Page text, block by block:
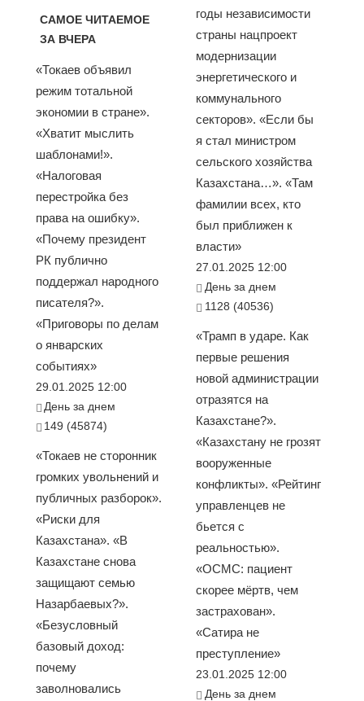
САМОЕ ЧИТАЕМОЕ
ЗА ВЧЕРА
«Токаев объявил
режим тотальной
экономии в стране».
«Хватит мыслить
шаблонами!».
«Налоговая
перестройка без
права на ошибку».
«Почему президент
РК публично
поддержал народного
писателя?».
«Приговоры по делам
о январских
событиях»
29.01.2025 12:00
День за днем
149 (45874)
«Токаев не сторонник
громких увольнений и
публичных разборок».
«Риски для
Казахстана». «В
Казахстане снова
защищают семью
Назарбаевых?».
«Безусловный
базовый доход:
почему
заволновались
годы независимости
страны нацпроект
модернизации
энергетического и
коммунального
секторов». «Если бы
я стал министром
сельского хозяйства
Казахстана…». «Там
фамилии всех, кто
был приближен к
власти»
27.01.2025 12:00
День за днем
1128 (40536)
«Трамп в ударе. Как
первые решения
новой администрации
отразятся на
Казахстане?».
«Казахстану не грозят
вооруженные
конфликты». «Рейтинг
управленцев не
бьется с
реальностью».
«ОСМС: пациент
скорее мёртв, чем
застрахован».
«Сатира не
преступление»
23.01.2025 12:00
День за днем